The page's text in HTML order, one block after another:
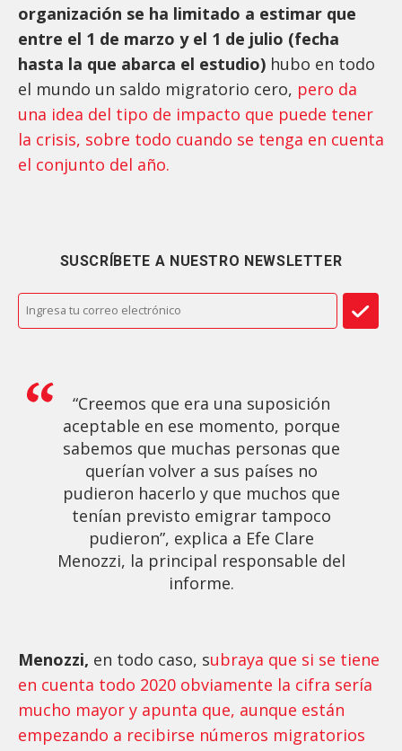
organización se ha limitado a estimar que
entre el 1 de marzo y el 1 de julio (fecha
hasta la que abarca el estudio) hubo en todo
el mundo un saldo migratorio cero, pero da
una idea del tipo de impacto que puede tener
la crisis, sobre todo cuando se tenga en cuenta
el conjunto del año.
SUSCRÍBETE A NUESTRO NEWSLETTER
“Creemos que era una suposición
aceptable en ese momento, porque
sabemos que muchas personas que
querían volver a sus países no
pudieron hacerlo y que muchos que
tenían previsto emigrar tampoco
pudieron”, explica a Efe Clare
Menozzi, la principal responsable del
informe.
Menozzi, en todo caso, subraya que si se tiene
en cuenta todo 2020 obviamente la cifra sería
mucho mayor y apunta que, aunque están
empezando a recibirse números migratorios